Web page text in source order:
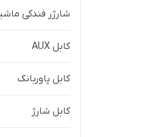
شارژر فندکی
کابل AUX
کابل پاوربانک
کابل شارژ